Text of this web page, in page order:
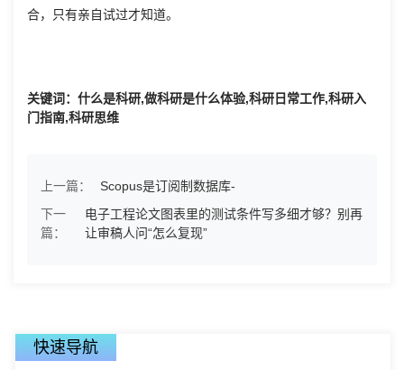
合，只有亲自试过才知道。
关键词：什么是科研,做科研是什么体验,科研日常工作,科研入
门指南,科研思维
上一篇：
Scopus是订阅制数据库-
下一
篇：
电子工程论文图表里的测试条件写多细才够？别再
让审稿人问“怎么复现”
快速导航